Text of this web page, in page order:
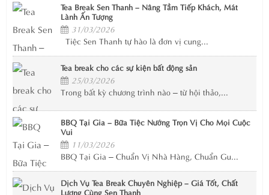
Tea Break Sen Thanh – Nâng Tầm Tiếp Khách, Mát
Lành Ấn Tượng
31/03/2026
Tiệc Sen Thanh tự hào là đơn vị cung...
Tea break cho các sự kiện bất động sản
25/03/2026
Trong bất kỳ chương trình nào – từ hội thảo,...
BBQ Tại Gia – Bữa Tiệc Nướng Trọn Vị Cho Mọi Cuộc
Vui
11/03/2026
BBQ Tại Gia – Chuẩn Vị Nhà Hàng, Chuẩn Gu...
Dịch Vụ Tea Break Chuyên Nghiệp – Giá Tốt, Chất
Lượng Cùng Sen Thanh